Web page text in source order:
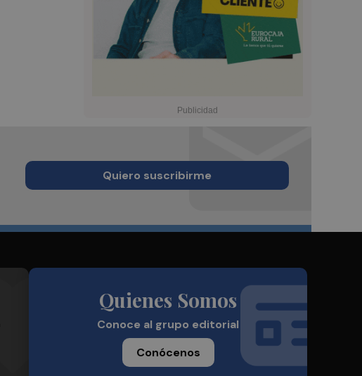
Quiero suscribirme
Quienes Somos
Conoce al grupo editorial
Conócenos